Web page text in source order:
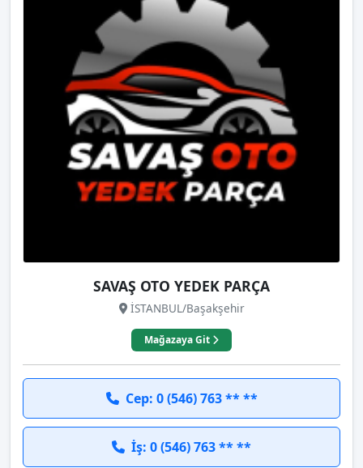
SAVAŞ OTO YEDEK PARÇA
İSTANBUL/Başakşehir
Mağazaya Git
Cep: 0 (546) 763 ** **
İş: 0 (546) 763 ** **